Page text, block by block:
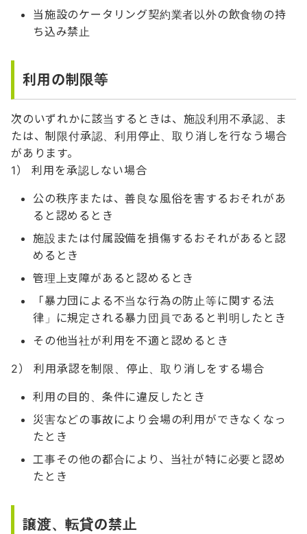
当施設のケータリング契約業者以外の飲食物の持
ち込み禁止
利用の制限等
次のいずれかに該当するときは、施設利用不承認、ま
たは、制限付承認、利用停止、取り消しを行なう場合
があります。
1） 利用を承認しない場合
公の秩序または、善良な風俗を害するおそれがあ
ると認めるとき
施設または付属設備を損傷するおそれがあると認
めるとき
管理上支障があると認めるとき
「暴力団による不当な行為の防止等に関する法
律」に規定される暴力団員であると判明したとき
その他当社が利用を不適と認めるとき
2） 利用承認を制限、停止、取り消しをする場合
利用の目的、条件に違反したとき
災害などの事故により会場の利用ができなくなっ
たとき
工事その他の都合により、当社が特に必要と認め
たとき
譲渡、転貸の禁止